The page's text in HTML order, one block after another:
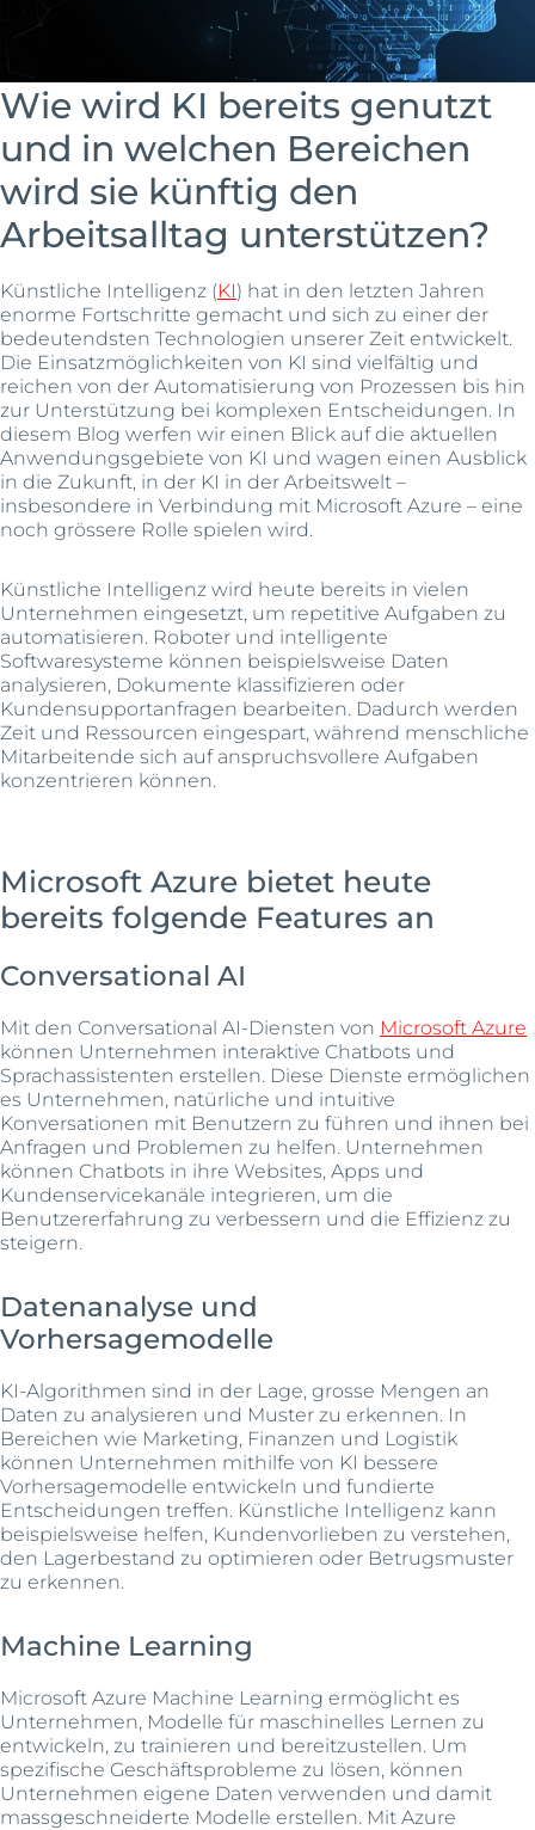
Wie wird KI bereits genutzt
und in welchen Bereichen
wird sie künftig den
Arbeitsalltag unterstützen?
Künstliche Intelligenz (KI) hat in den letzten Jahren
enorme Fortschritte gemacht und sich zu einer der
bedeutendsten Technologien unserer Zeit entwickelt.
Die Einsatzmöglichkeiten von KI sind vielfältig und
reichen von der Automatisierung von Prozessen bis hin
zur Unterstützung bei komplexen Entscheidungen. In
diesem Blog werfen wir einen Blick auf die aktuellen
Anwendungsgebiete von KI und wagen einen Ausblick
in die Zukunft, in der KI in der Arbeitswelt –
insbesondere in Verbindung mit Microsoft Azure – eine
noch grössere Rolle spielen wird.
Künstliche Intelligenz wird heute bereits in vielen
Unternehmen eingesetzt, um repetitive Aufgaben zu
automatisieren. Roboter und intelligente
Softwaresysteme können beispielsweise Daten
analysieren, Dokumente klassifizieren oder
Kundensupportanfragen bearbeiten. Dadurch werden
Zeit und Ressourcen eingespart, während menschliche
Mitarbeitende sich auf anspruchsvollere Aufgaben
konzentrieren können.
Microsoft Azure bietet heute
bereits folgende Features an
Conversational AI
Mit den Conversational AI-Diensten von Microsoft Azure
können Unternehmen interaktive Chatbots und
Sprachassistenten erstellen. Diese Dienste ermöglichen
es Unternehmen, natürliche und intuitive
Konversationen mit Benutzern zu führen und ihnen bei
Anfragen und Problemen zu helfen. Unternehmen
können Chatbots in ihre Websites, Apps und
Kundenservicekanäle integrieren, um die
Benutzererfahrung zu verbessern und die Effizienz zu
steigern.
Datenanalyse und
Vorhersagemodelle
KI-Algorithmen sind in der Lage, grosse Mengen an
Daten zu analysieren und Muster zu erkennen. In
Bereichen wie Marketing, Finanzen und Logistik
können Unternehmen mithilfe von KI bessere
Vorhersagemodelle entwickeln und fundierte
Entscheidungen treffen. Künstliche Intelligenz kann
beispielsweise helfen, Kundenvorlieben zu verstehen,
den Lagerbestand zu optimieren oder Betrugsmuster
zu erkennen.
Machine Learning
Microsoft Azure Machine Learning ermöglicht es
Unternehmen, Modelle für maschinelles Lernen zu
entwickeln, zu trainieren und bereitzustellen. Um
spezifische Geschäftsprobleme zu lösen, können
Unternehmen eigene Daten verwenden und damit
massgeschneiderte Modelle erstellen. Mit Azure